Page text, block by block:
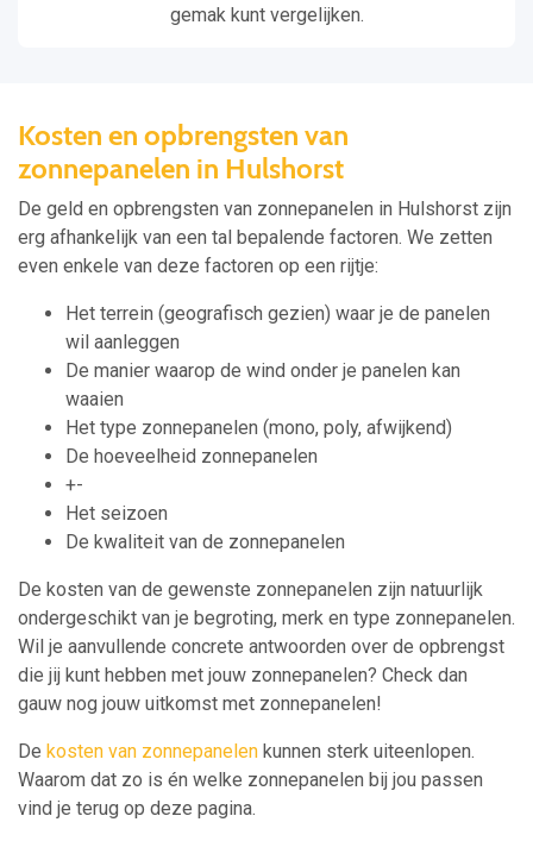
gemak kunt vergelijken.
Kosten en opbrengsten van
zonnepanelen in Hulshorst
De geld en opbrengsten van zonnepanelen in Hulshorst zijn
erg afhankelijk van een tal bepalende factoren. We zetten
even enkele van deze factoren op een rijtje:
Het terrein (geografisch gezien) waar je de panelen
wil aanleggen
De manier waarop de wind onder je panelen kan
waaien
Het type zonnepanelen (mono, poly, afwijkend)
De hoeveelheid zonnepanelen
+-
Het seizoen
De kwaliteit van de zonnepanelen
De kosten van de gewenste zonnepanelen zijn natuurlijk
ondergeschikt van je begroting, merk en type zonnepanelen.
Wil je aanvullende concrete antwoorden over de opbrengst
die jij kunt hebben met jouw zonnepanelen? Check dan
gauw nog jouw uitkomst met zonnepanelen!
De kosten van zonnepanelen kunnen sterk uiteenlopen.
Waarom dat zo is én welke zonnepanelen bij jou passen
vind je terug op deze pagina.